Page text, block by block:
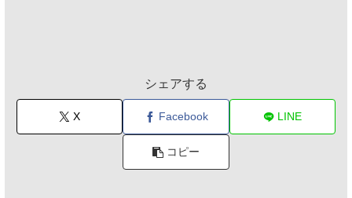
シェアする
X Facebook LINE
コピー